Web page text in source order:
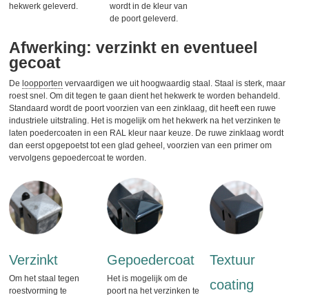
hekwerk geleverd.
wordt in de kleur van
de poort geleverd.
Afwerking: verzinkt en eventueel
gecoat
De loopporten vervaardigen we uit hoogwaardig staal. Staal is sterk, maar
roest snel. Om dit tegen te gaan dient het hekwerk te worden behandeld.
Standaard wordt de poort voorzien van een zinklaag, dit heeft een ruwe
industriele uitstraling. Het is mogelijk om het hekwerk na het verzinken te
laten poedercoaten in een RAL kleur naar keuze. De ruwe zinklaag wordt
dan eerst opgepoetst tot een glad geheel, voorzien van een primer om
vervolgens gepoedercoat te worden.
Verzinkt
Om het staal tegen
roestvorming te
Gepoedercoat
Het is mogelijk om de
poort na het verzinken te
Textuur
coating